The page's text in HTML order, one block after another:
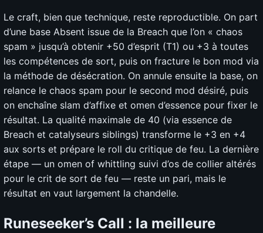
Le craft, bien que technique, reste reproductible. On part
d’une base Absent issue de la Breach que l’on « chaos
spam » jusqu’à obtenir +50 d’esprit (T1) ou +3 à toutes
les compétences de sort, puis on fracture le bon mod via
la méthode de désécration. On annule ensuite la base, on
relance le chaos spam pour le second mod désiré, puis
on enchaîne slam d’affixe et omen d’essence pour fixer le
résultat. La qualité maximale de 40 (via essence de
Breach et catalyseurs siblings) transforme le +3 en +4
aux sorts et prépare le roll du critique de feu. La dernière
étape — un omen of whittling suivi d’os de collier altérés
pour le crit de sort de feu — reste un pari, mais le
résultat en vaut largement la chandelle.
Runeseeker’s Call : la meilleure